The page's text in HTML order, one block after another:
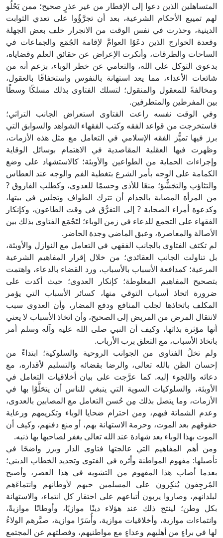
المتساهلين الذين دعوا إلى الإفطار من غير عذرٍ صحيح؛ ممن يَحْلُو
لهم تمييع الأحكام الشرعية، بعد أن تجرَّؤُوا على تعدي الثوابت
الدينية، وحذرت في نفس الوقت من الانجرار خلف بعض الجهلة
وقعدة الخوارج الذين دعَوُا العوامَّ لإقامة الجُمَع والجماعات في
الساحات والطرقات، وأنكرت الإعراض عن حقائق العلم وقضاياه،
بدعوى التوكل على الله، والتعامي عن خطر الوباء، بزعم أنه من
شائعات الأعداء، مما يعد استهانة بالنفوس واستخفافًا بالعقول،
ومخالفةً للمعقول والمنقول؛ لتسلك الفتاوى بذلك مسلكًا وسطًا
بين المفرطين والمتطرفين.
وفي الوقت نفسه راعت الفتاوى استعراض الجانب التراثي؛
فاستخرجت من قواعد الفقه وكتب الفقهاء الشواهد والسوابق التي
برز فيها تميُّز الفقه الإسلامي في التعامل مع مثل هذه الأزمات،
وظهرت فيها العقلية المقاصدية في الاهتمام بوسائل الوقاية
وإجراءات الحماية من الطواعين والأوبئة؛ كالاستشهاد على وضع
الكمامة على الوجه بأمر الشرع بتغطية الفم والوجه عند العطاس
والتثاؤب والتجَشُّؤ؛ منعًا للأذى وحسمًا للعدوى، وكطلب الفاروق ?
من المرأة المصابة بالجذام أن تترك الطواف وتجلس في بيتها،
وكدعوة أمراء الصحابة ? إلى التفرُّق في وقت الطاعون، وكإنكار
الفقهاء على التجمع للدعاء في زمن الوباء؛ لتَجْمَع الفتاوى بذلك بين
الأصالة والمعاصرة، وعبق الماضي وجدة الحاضر.
لم تكتف الفتاوى بالجانب الفقهي في التعامل مع النوازل والأوبئة،
بل تناولت الجانب العقائدي؛ من خلال إقرار المفاهيم الشرعية
المرعية؛ كمدافعة الأسباب بالأسباب، ورد القضاء بالدعاء، واهتمت
بتصحيح المفاهيم المغلوطة؛ كإنكار العدوى؛ حيث أكدت على
ضرورة اتخاذ أسباب التوقي منها، كسائر الأسباب التي يؤمر
المكلف باتخاذها لجلب المنافع ودفع المضار، وأن العدوى سبب
لانتقال المرض من المريض إلى الصحيح، وأن اتخاذ الأسباب لا يعني
أنها مؤثرة بذاتها، وكيف أن النبي صلى الله عليه وآله وسلم أمر
باتخاذ الأسباب، مع التعلق برب الأرباب.
ولم تخلُ الفتاوى من الجوانب الروحية والسلوكية؛ ابتداءً من
إحسان الظن بالله تعالى، والرضا بقضائه والتسليم لأقداره، مع
دعائه واللجوء إليه. كما عرَّجت على بيان أخلاقيات التعامل في
الأوبئة، والسلوكيات السوية التي ينبغي للناس أن يتحَلَّوْا بها في
الأزمات، وما يتصل بذلك مِن حُسن التعامل مع المصابين بالعدوى،
وعدم الشماتة فيهم، ومن احترام ضحايا الوباء وتكريمهم ورعاية
حقوقهم بعد الموت، وحرمة الاستهانة بهم، أو منع دفنهم، وكيف أن
الموت بهذا الوباء يعد شهادة عند الله تعالى يغفر لصاحبها بها ذنبه.
ومن أهم المفاهيم التي عالجتها فتاوى الدار وبرز واضحًا في
تأصيلها: مفهوم المواطنة وأثره في الفتوى وتجديد الخطاب الديني؛
بعدما أصاب هذا المفهوم من التشويه في هذا العصر، وأصبح
المُرجِفون يُنكِرون على المسلمين حبهم لأوطانهم وانتماءَهم
لبلدانهم، وصاروا يربون أتباعهم على احتقار كل انتماء، والاستهانة
بكل وطن؛ لينتج ذلك عند هؤلاء دينًا موازيًا، وأوطانًا موازيةً،
وانتماءات موازية، وأخلاقيات موازية، وأُسَرًا موازية، صيَّرهم الولاءُ
لها في براءٍ من أهليهم وعداءٍ مع مواطنيهم، وفصلتهم عن المجتمع